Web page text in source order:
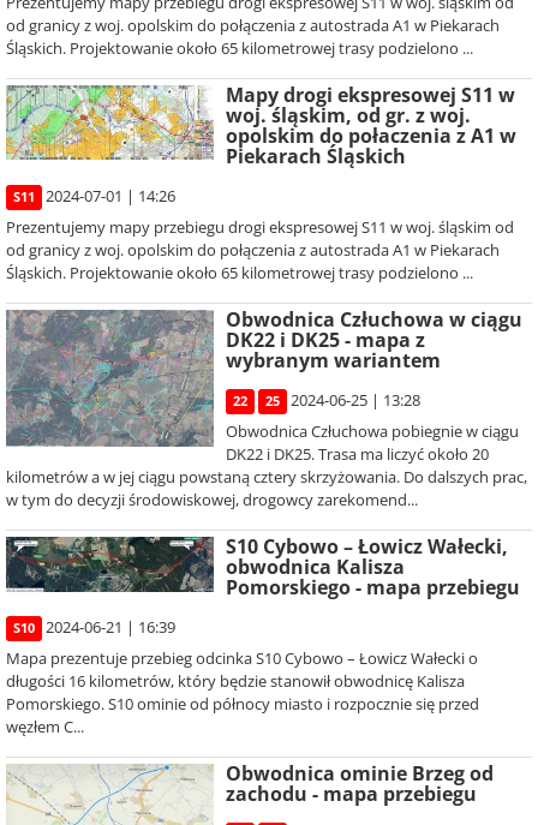
od granicy z woj. opolskim do połączenia z autostrada A1 w Piekarach
Śląskich. Projektowanie około 65 kilometrowej trasy podzielono ...
Mapy drogi ekspresowej S11 w
woj. śląskim, od gr. z woj.
opolskim do połaczenia z A1 w
Piekarach Śląskich
S11
2024-07-01 | 14:26
Prezentujemy mapy przebiegu drogi ekspresowej S11 w woj. śląskim od
od granicy z woj. opolskim do połączenia z autostrada A1 w Piekarach
Śląskich. Projektowanie około 65 kilometrowej trasy podzielono ...
Obwodnica Człuchowa w ciągu
DK22 i DK25 - mapa z
wybranym wariantem
22 25
2024-06-25 | 13:28
Obwodnica Człuchowa pobiegnie w ciągu
DK22 i DK25. Trasa ma liczyć około 20
kilometrów a w jej ciągu powstaną cztery skrzyżowania. Do dalszych prac,
w tym do decyzji środowiskowej, drogowcy zarekomend...
S10 Cybowo – Łowicz Wałecki,
obwodnica Kalisza
Pomorskiego - mapa przebiegu
S10
2024-06-21 | 16:39
Mapa prezentuje przebieg odcinka S10 Cybowo – Łowicz Wałecki o
długości 16 kilometrów, który będzie stanowił obwodnicę Kalisza
Pomorskiego. S10 ominie od północy miasto i rozpocznie się przed
węzłem C...
Obwodnica ominie Brzeg od
zachodu - mapa przebiegu